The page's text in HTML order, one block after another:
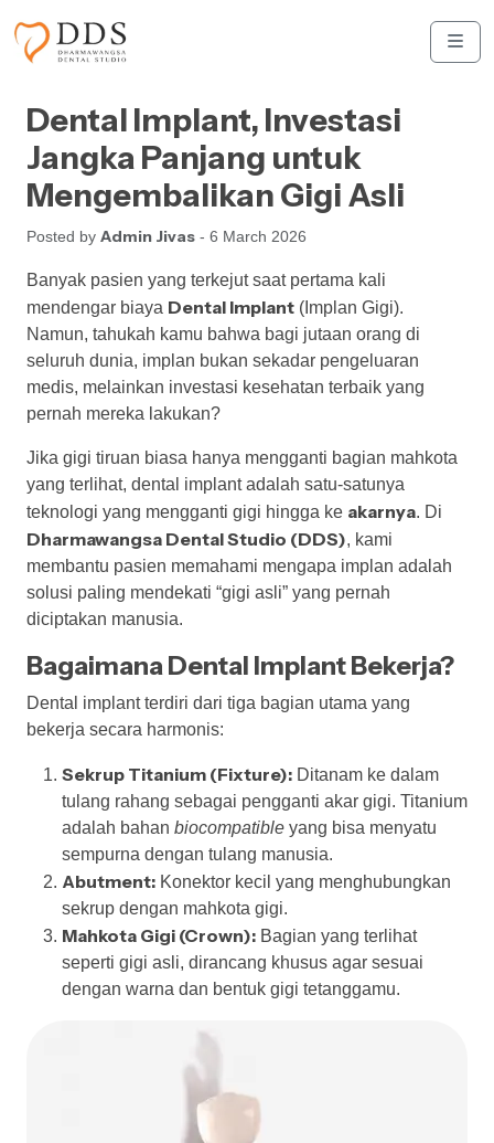
Dental Implant, Investasi
Jangka Panjang untuk
Mengembalikan Gigi Asli
Posted by Admin Jivas - 6 March 2026
Banyak pasien yang terkejut saat pertama kali
mendengar biaya Dental Implant (Implan Gigi).
Namun, tahukah kamu bahwa bagi jutaan orang di
seluruh dunia, implan bukan sekadar pengeluaran
medis, melainkan investasi kesehatan terbaik yang
pernah mereka lakukan?
Jika gigi tiruan biasa hanya mengganti bagian mahkota
yang terlihat, dental implant adalah satu-satunya
teknologi yang mengganti gigi hingga ke akarnya. Di
Dharmawangsa Dental Studio (DDS), kami
membantu pasien memahami mengapa implan adalah
solusi paling mendekati “gigi asli” yang pernah
diciptakan manusia.
Bagaimana Dental Implant Bekerja?
Dental implant terdiri dari tiga bagian utama yang
bekerja secara harmonis:
Sekrup Titanium (Fixture): Ditanam ke dalam
tulang rahang sebagai pengganti akar gigi. Titanium
adalah bahan biocompatible yang bisa menyatu
sempurna dengan tulang manusia.
Abutment: Konektor kecil yang menghubungkan
sekrup dengan mahkota gigi.
Mahkota Gigi (Crown): Bagian yang terlihat
seperti gigi asli, dirancang khusus agar sesuai
dengan warna dan bentuk gigi tetanggamu.